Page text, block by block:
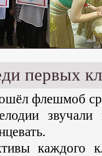
первых
флешмоб
каждого